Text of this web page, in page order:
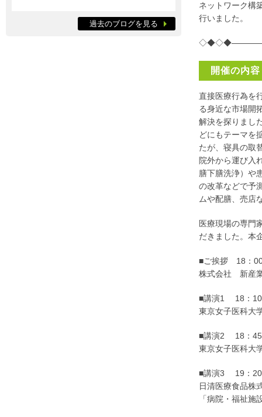
ネットワーク構
行いました。
開催の内容
直接医療行為を
る身近な市場開
解決を探りまし
どにもテーマを
たが、寝具の取
院外から運び入
膳下膳洗浄）や
の改革などで予
ムや配膳、売店
医療現場の専門
だきました。本
■ご挨拶 18：
株式会社 新産
■講演1 18：10
東京女子医科
■講演2 18：45
東京女子医科
■講演3 19：20
日清医療食品
「病院・福祉
過去のブログを見る